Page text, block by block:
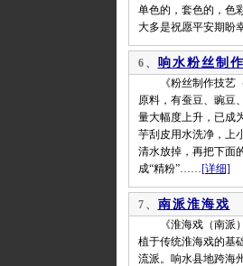
单色的，套色的，色
大多是祝愿平安期盼
6、 响水粉丝制
《粉丝制作技艺（
原料，有蚕豆、豌豆
量大幅度上升，已成
芋刮皮用水洗净，上
清水放掉，再把下面
成“精粉”……[详细]
7、 南派淮海戏
《淮海戏（南派）
植于传统淮海戏的基
流派。响水县地跨海